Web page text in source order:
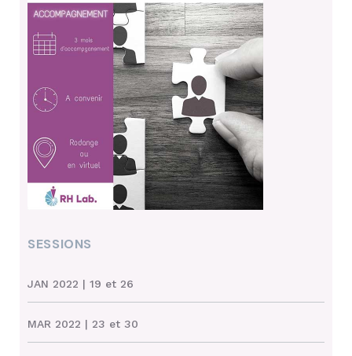
SESSIONS
JAN 2022 | 19 et 26
MAR 2022 | 23 et 30